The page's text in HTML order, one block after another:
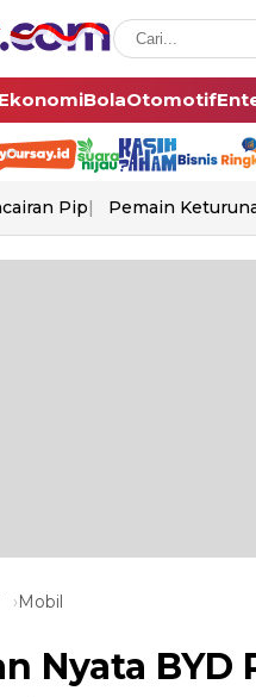
EkonomiBolaOtomotif
Pip Pemain
Mobil
Nyata BYD